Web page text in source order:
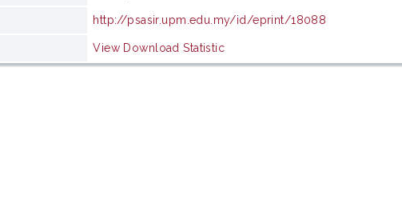
http://psasir.upm.edu.my/id/eprint/18088
View Download Statistic